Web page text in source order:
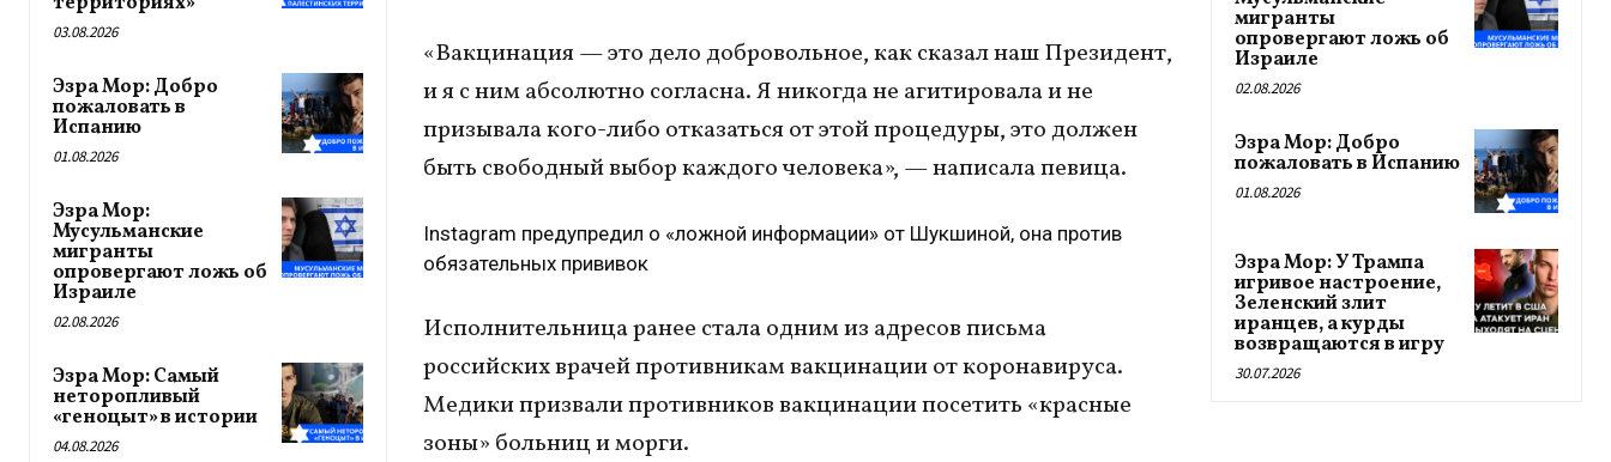
03.08.2026
Эзра Мор: Добро
пожаловать в
Испанию
01.08.2026
Эзра Мор:
Мусульманские
мигранты
опровергают ложь об
Израиле
02.08.2026
Эзра Мор: Самый
неторопливый
«геноцыт» в истории
04.08.2026
«Вакцинация — это дело добровольное, как сказал наш Президент,
и я с ним абсолютно согласна. Я никогда не агитировала и не
призывала кого-либо отказаться от этой процедуры, это должен
быть свободный выбор каждого человека», — написала певица.
Instagram предупредил о «ложной информации» от Шукшиной, она против
обязательных прививок
Исполнительница ранее стала одним из адресов письма
российских врачей противникам вакцинации от коронавируса.
Медики призвали противников вакцинации посетить «красные
зоны» больниц и морги.
мигранты
опровергают ложь об
Израиле
02.08.2026
Эзра Мор: Добро
пожаловать в Испанию
01.08.2026
Эзра Мор: У Трампа
игривое настроение,
Зеленский злит
иранцев, а курды
возвращаются в игру
30.07.2026